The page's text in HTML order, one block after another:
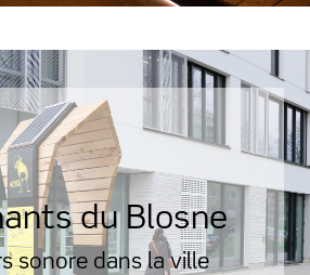
du Blosne
sonore dans la ville